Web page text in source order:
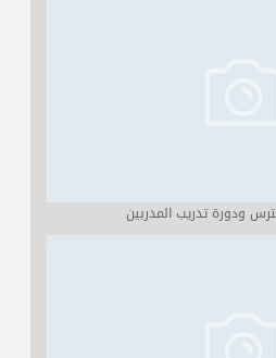
ودورة تدريب المدربين